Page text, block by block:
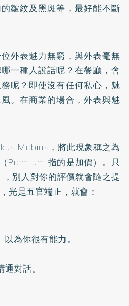
皺紋及黑斑等，最好能不斷
外表魅力無窮，與外表毫無
一種人說話呢？在餐廳，會
呢？即使沒有任何私心，魅
。在商業的場合，外表與魅
Mobius，將此現象稱之為
Premium 指的是加價）。只
別人對你的評價就會隨之提
光是五官端正，就會：
為你很有能力。
對話。